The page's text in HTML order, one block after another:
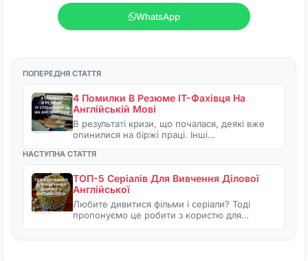
WhatsApp
ПОПЕРЕДНЯ СТАТТЯ
4 Помилки В Резюме IT-Фахівця На
Англійській Мові
В результаті кризи, що почалася, деякі вже
опинилися на біржі праці. Інші…
НАСТУПНА СТАТТЯ
ТОП-5 Серіалів Для Вивчення Ділової
Англійської
Любите дивитися фільми і серіали? Тоді
пропонуємо це робити з користю для…